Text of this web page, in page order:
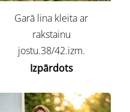
Garā lina kleita ar
rakstainu
jostu.38/42.izm.
Izpārdots